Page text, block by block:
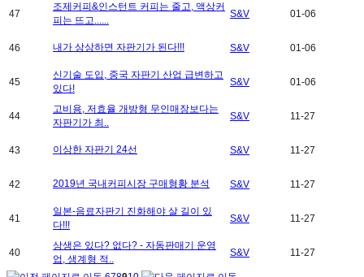
47
조제커피&인스턴트 커피는 줄고, 액상커
피는 뜨고......
S&V 01-06
46 내가 상상하면 자판기가 된다!!! S&V 01-06
45
신기술 도입, 중국 자판기 산업 급변하고
있다!
S&V 01-06
44
고비용, 저효율 개방형 무인매장보다는
자판기가 최..
S&V 11-27
43 이상한 자판기 24선 S&V 11-27
42 2019년 국내커피시장 구매형황 분석 S&V 11-27
41
일본-음료자판기 진화해야 살 길이 있
다!!!
S&V 11-27
40
상생은 있다? 없다? - 자동판매기 운영
업, 생계형 적..
S&V 11-27